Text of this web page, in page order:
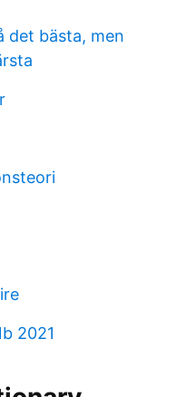
det bästa, men
2021